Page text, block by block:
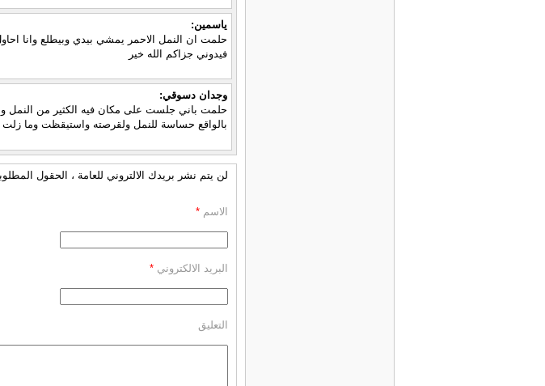
ياسمين:
حلمت ان النمل الاحمر يمشي بيدي وبيطلع وانا
فيدوني جزاكم الله خير
وجدان دسوقي:
حلمت باني جلست على مكان فيه الكثير من
بالواقع حساسة للنمل ولقرصته واستيقظت وما زلت
لن يتم نشر بريدك الالتروني للعامة ، الحقول
الاسم *
البريد الالكتروني *
التعليق